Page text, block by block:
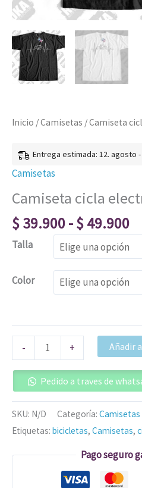
Inicio /Camisetas / Camiseta
Entrega estimada: 12. agosto
Camisetas
Camiseta cicla
$39.900-$49.900
Talla
Color
- + Añadir
Pedido a traves de
SKU: N/D Categoría: Camisetas
Etiquetas: bicicletas, Camisetas,
Pago seguro